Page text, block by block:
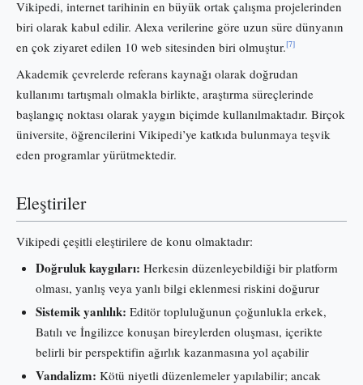
Vikipedi, internet tarihinin en büyük ortak çalışma projelerinden
biri olarak kabul edilir. Alexa verilerine göre uzun süre dünyanın
en çok ziyaret edilen 10 web sitesinden biri olmuştur.[7]
Akademik çevrelerde referans kaynağı olarak doğrudan
kullanımı tartışmalı olmakla birlikte, araştırma süreçlerinde
başlangıç noktası olarak yaygın biçimde kullanılmaktadır. Birçok
üniversite, öğrencilerini Vikipedi’ye katkıda bulunmaya teşvik
eden programlar yürütmektedir.
Eleştiriler
Vikipedi çeşitli eleştirilere de konu olmaktadır:
Doğruluk kaygıları: Herkesin düzenleyebildiği bir platform
olması, yanlış veya yanlı bilgi eklenmesi riskini doğurur
Sistemik yanlılık: Editör topluluğunun çoğunlukla erkek,
Batılı ve İngilizce konuşan bireylerden oluşması, içerikte
belirli bir perspektifin ağırlık kazanmasına yol açabilir
Vandalizm: Kötü niyetli düzenlemeler yapılabilir; ancak